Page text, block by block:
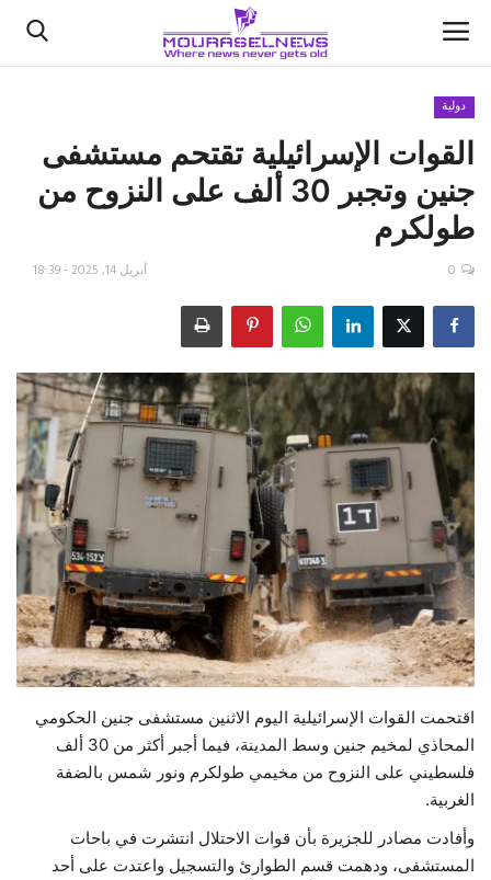
الأخبار
كتّابنا
السعودية
اقتصاد
علوم وتكنولوجيا
رياضة
فيديو
حياة
دولية
القوات الإسرائيلية تقتحم مستشفى
جنين وتجبر 30 ألف على النزوح من
طولكرم
أبريل 14, 2025 - 18:39 0
اقتحمت القوات الإسرائيلية اليوم الاثنين مستشفى جنين الحكومي
المحاذي لمخيم جنين وسط المدينة، فيما أجبر أكثر من 30 ألف
فلسطيني على النزوح من مخيمي طولكرم ونور شمس بالضفة
الغربية.
وأفادت مصادر للجزيرة بأن قوات الاحتلال انتشرت في باحات
المستشفى، ودهمت قسم الطوارئ والتسجيل واعتدت على أحد